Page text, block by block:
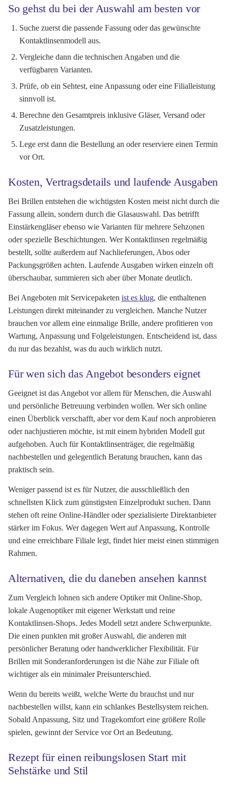
So gehst du bei der Auswahl am besten vor
Suche zuerst die passende Fassung oder das gewünschte
Kontaktlinsenmodell aus.
Vergleiche dann die technischen Angaben und die
verfügbaren Varianten.
Prüfe, ob ein Sehtest, eine Anpassung oder eine Filialleistung
sinnvoll ist.
Berechne den Gesamtpreis inklusive Gläser, Versand oder
Zusatzleistungen.
Lege erst dann die Bestellung an oder reserviere einen Termin
vor Ort.
Kosten, Vertragsdetails und laufende Ausgaben
Bei Brillen entstehen die wichtigsten Kosten meist nicht durch die
Fassung allein, sondern durch die Glasauswahl. Das betrifft
Einstärkengläser ebenso wie Varianten für mehrere Sehzonen
oder spezielle Beschichtungen. Wer Kontaktlinsen regelmäßig
bestellt, sollte außerdem auf Nachlieferungen, Abos oder
Packungsgrößen achten. Laufende Ausgaben wirken einzeln oft
überschaubar, summieren sich aber über Monate deutlich.
Bei Angeboten mit Servicepaketen ist es klug, die enthaltenen
Leistungen direkt miteinander zu vergleichen. Manche Nutzer
brauchen vor allem eine einmalige Brille, andere profitieren von
Wartung, Anpassung und Folgeleistungen. Entscheidend ist, dass
du nur das bezahlst, was du auch wirklich nutzt.
Für wen sich das Angebot besonders eignet
Geeignet ist das Angebot vor allem für Menschen, die Auswahl
und persönliche Betreuung verbinden wollen. Wer sich online
einen Überblick verschafft, aber vor dem Kauf noch anprobieren
oder nachjustieren möchte, ist mit einem hybriden Modell gut
aufgehoben. Auch für Kontaktlinsenträger, die regelmäßig
nachbestellen und gelegentlich Beratung brauchen, kann das
praktisch sein.
Weniger passend ist es für Nutzer, die ausschließlich den
schnellsten Klick zum günstigsten Einzelprodukt suchen. Dann
stehen oft reine Online-Händler oder spezialisierte Direktanbieter
stärker im Fokus. Wer dagegen Wert auf Anpassung, Kontrolle
und eine erreichbare Filiale legt, findet hier meist einen stimmigen
Rahmen.
Alternativen, die du daneben ansehen kannst
Zum Vergleich lohnen sich andere Optiker mit Online-Shop,
lokale Augenoptiker mit eigener Werkstatt und reine
Kontaktlinsen-Shops. Jedes Modell setzt andere Schwerpunkte.
Die einen punkten mit großer Auswahl, die anderen mit
persönlicher Beratung oder handwerklicher Flexibilität. Für
Brillen mit Sonderanforderungen ist die Nähe zur Filiale oft
wichtiger als ein minimaler Preisunterschied.
Wenn du bereits weißt, welche Werte du brauchst und nur
nachbestellen willst, kann ein schlankes Bestellsystem reichen.
Sobald Anpassung, Sitz und Tragekomfort eine größere Rolle
spielen, gewinnt der Service vor Ort an Bedeutung.
Rezept für einen reibungslosen Start mit
Sehstärke und Stil